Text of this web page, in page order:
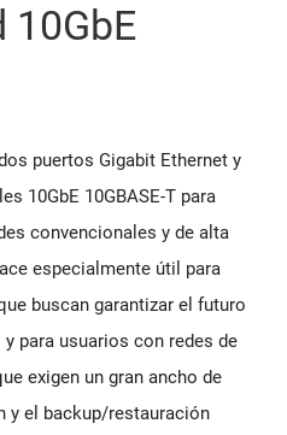
10GbE
puertos Gigabit Ethernet y
10GbE 10GBASE-T para
convencionales y de alta
especialmente útil para
buscan garantizar el futuro
para usuarios con redes de
exigen un gran ancho de
y el backup/restauración